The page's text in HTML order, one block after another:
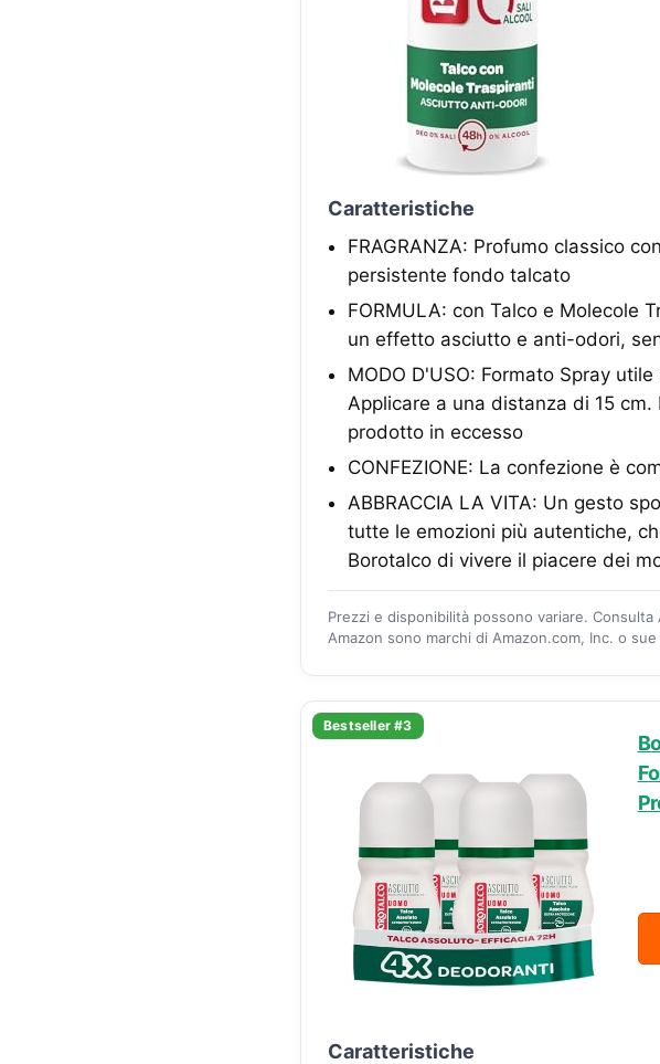
Caratteristiche
FRAGRANZA: Profumo classico
persistente fondo talcato
FORMULA: con Talco e Molecole
un effetto asciutto e anti-odori,
MODO D'USO: Formato Spray
Applicare a una distanza di 15
prodotto in eccesso
CONFEZIONE: La confezione è
ABBRACCIA LA VITA: Un gesto
tutte le emozioni più autentiche,
Borotalco di vivere il piacere dei
Prezzi e disponibilità possono variare.
Amazon sono marchi di Amazon.com, Inc. o
Bestseller #3
Caratteristiche